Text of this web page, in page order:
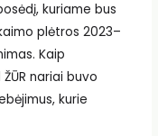
kuriame bus
plėtros 2023–
Kaip
nariai buvo
kurie